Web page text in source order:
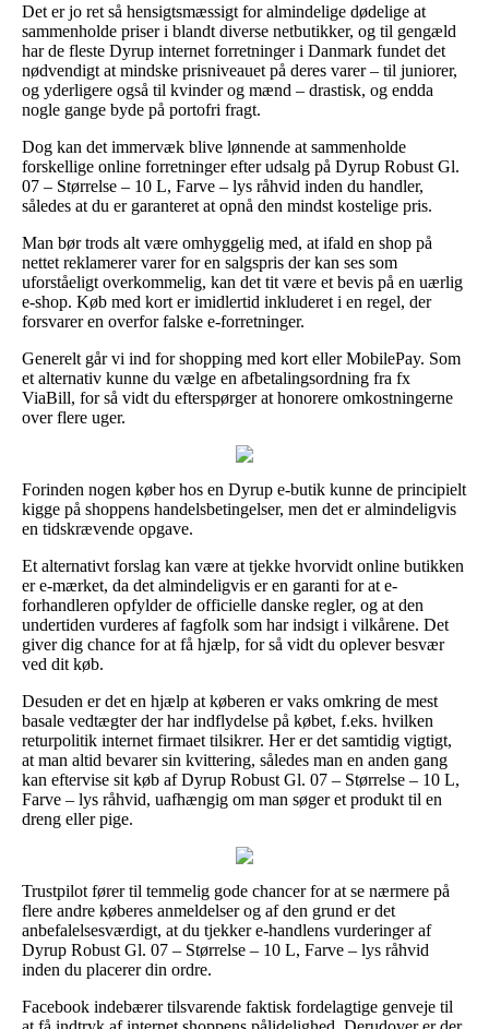
Det er jo ret så hensigtsmæssigt for almindelige dødelige at
sammenholde priser i blandt diverse netbutikker, og til gengæld
har de fleste Dyrup internet forretninger i Danmark fundet det
nødvendigt at mindske prisniveauet på deres varer – til juniorer,
og yderligere også til kvinder og mænd – drastisk, og endda
nogle gange byde på portofri fragt.
Dog kan det immervæk blive lønnende at sammenholde
forskellige online forretninger efter udsalg på Dyrup Robust Gl.
07 – Størrelse – 10 L, Farve – lys råhvid inden du handler,
således at du er garanteret at opnå den mindst kostelige pris.
Man bør trods alt være omhyggelig med, at ifald en shop på
nettet reklamerer varer for en salgspris der kan ses som
uforståeligt overkommelig, kan det tit være et bevis på en uærlig
e-shop. Køb med kort er imidlertid inkluderet i en regel, der
forsvarer en overfor falske e-forretninger.
Generelt går vi ind for shopping med kort eller MobilePay. Som
et alternativ kunne du vælge en afbetalingsordning fra fx
ViaBill, for så vidt du efterspørger at honorere omkostningerne
over flere uger.
Forinden nogen køber hos en Dyrup e-butik kunne de principielt
kigge på shoppens handelsbetingelser, men det er almindeligvis
en tidskrævende opgave.
Et alternativt forslag kan være at tjekke hvorvidt online butikken
er e-mærket, da det almindeligvis er en garanti for at e-
forhandleren opfylder de officielle danske regler, og at den
undertiden vurderes af fagfolk som har indsigt i vilkårene. Det
giver dig chance for at få hjælp, for så vidt du oplever besvær
ved dit køb.
Desuden er det en hjælp at køberen er vaks omkring de mest
basale vedtægter der har indflydelse på købet, f.eks. hvilken
returpolitik internet firmaet tilsikrer. Her er det samtidig vigtigt,
at man altid bevarer sin kvittering, således man en anden gang
kan eftervise sit køb af Dyrup Robust Gl. 07 – Størrelse – 10 L,
Farve – lys råhvid, uafhængig om man søger et produkt til en
dreng eller pige.
Trustpilot fører til temmelig gode chancer for at se nærmere på
flere andre køberes anmeldelser og af den grund er det
anbefalelsesværdigt, at du tjekker e-handlens vurderinger af
Dyrup Robust Gl. 07 – Størrelse – 10 L, Farve – lys råhvid
inden du placerer din ordre.
Facebook indebærer tilsvarende faktisk fordelagtige genveje til